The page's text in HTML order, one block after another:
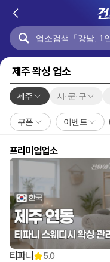
제주 왁싱 업소
제주 시·군·구
쿠폰 이벤트
프리미엄업소
티파니 5.0